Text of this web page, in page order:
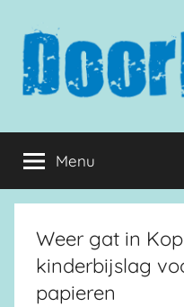
inhoud
springen
Menu
Weer gat in
kinderbijslag
papieren